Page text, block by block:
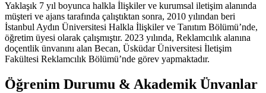
Yaklaşık 7 yıl boyunca halkla İlişkiler ve kurumsal iletişim alanında
müşteri ve ajans tarafında çalıştıktan sonra, 2010 yılından beri
İstanbul Aydın Üniversitesi Halkla İlişkiler ve Tanıtım Bölümü’nde,
öğretim üyesi olarak çalışmıştır. 2023 yılında, Reklamcılık alanına
doçentlik ünvanını alan Becan, Üsküdar Üniversitesi İletişim
Fakültesi Reklamcılık Bölümü’nde görev yapmaktadır.
Öğrenim Durumu & Akademik Ünvanlar